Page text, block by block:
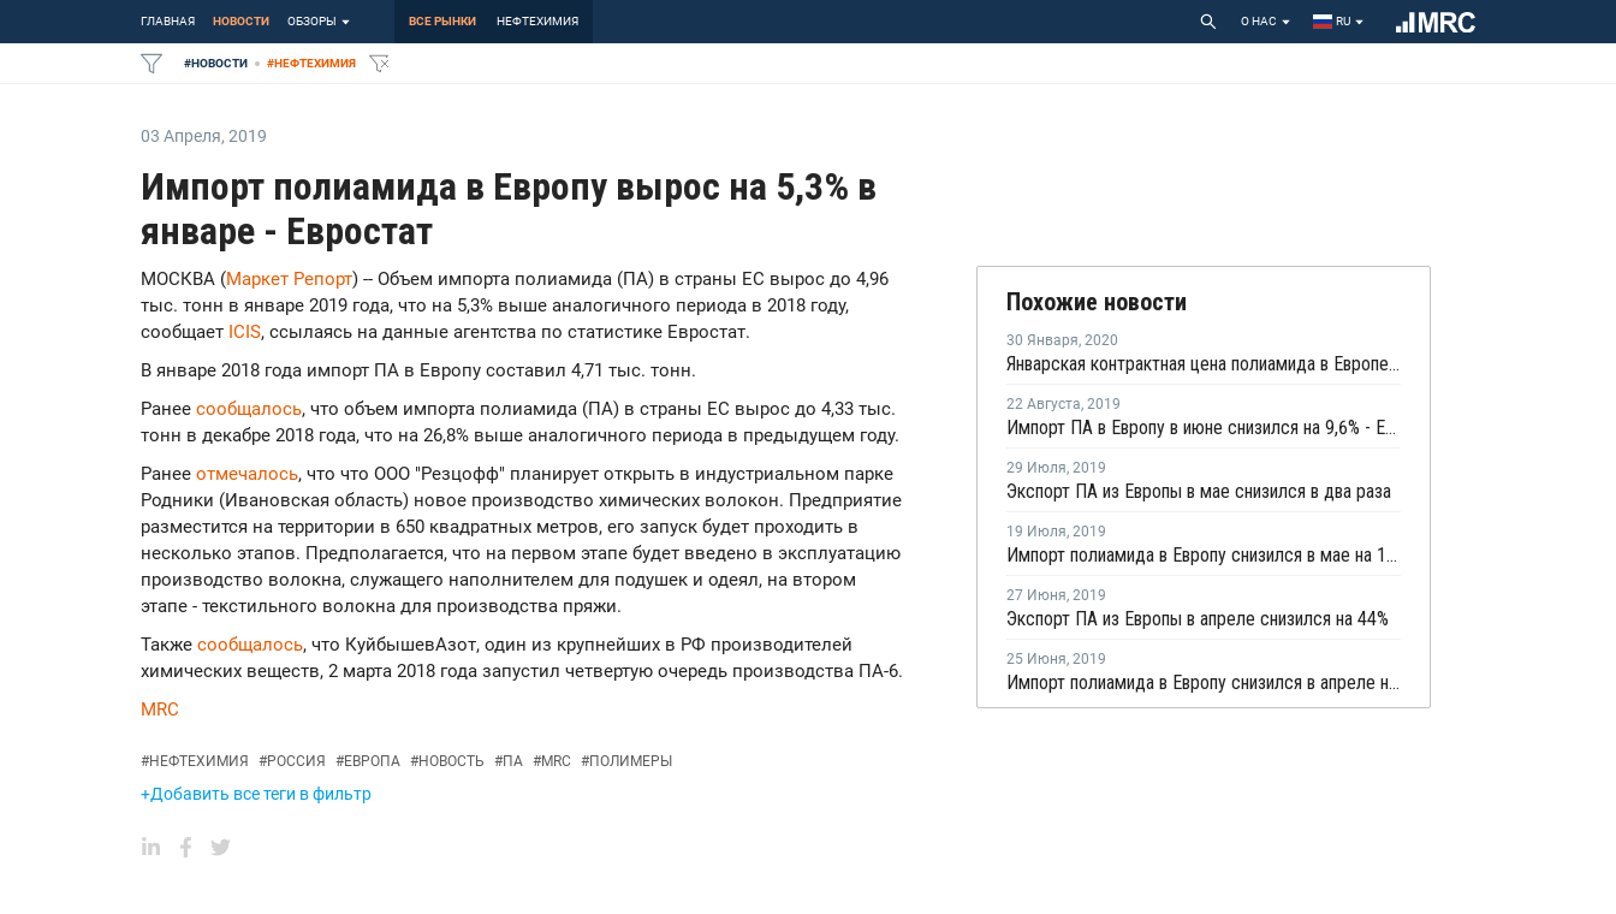
ГЛАВНАЯ НОВОСТИ ОБЗОРЫ ВСЕ РЫНКИ НЕФТЕХИМИЯ О НАС RU
#НОВОСТИ #НЕФТЕХИМИЯ
03 Апреля, 2019
Импорт полиамида в Европу вырос на 5,3% в
январе - Евростат
МОСКВА (Маркет Репорт) -- Объем импорта полиамида (ПА) в страны ЕС вырос до 4,96
тыс. тонн в январе 2019 года, что на 5,3% выше аналогичного периода в 2018 году,
сообщает ICIS, ссылаясь на данные агентства по статистике Евростат.
В январе 2018 года импорт ПА в Европу составил 4,71 тыс. тонн.
Ранее сообщалось, что объем импорта полиамида (ПА) в страны ЕС вырос до 4,33 тыс.
тонн в декабре 2018 года, что на 26,8% выше аналогичного периода в предыдущем году.
Ранее отмечалось, что что ООО "Резцофф" планирует открыть в индустриальном парке
Родники (Ивановская область) новое производство химических волокон. Предприятие
разместится на территории в 650 квадратных метров, его запуск будет проходить в
несколько этапов. Предполагается, что на первом этапе будет введено в эксплуатацию
производство волокна, служащего наполнителем для подушек и одеял, на втором
этапе - текстильного волокна для производства пряжи.
Также сообщалось, что КуйбышевАзот, один из крупнейших в РФ производителей
химических веществ, 2 марта 2018 года запустил четвертую очередь производства ПА-6.
MRC
#НЕФТЕХИМИЯ #РОССИЯ #ЕВРОПА #НОВОСТЬ #ПА #MRC #ПОЛИМЕРЫ
+Добавить все теги в фильтр
Похожие новости
30 Января, 2020
Январская контрактная цена полиамида в Европе осталась на уровне декабря
22 Августа, 2019
Импорт ПА в Европу в июне снизился на 9,6% - Евростат
29 Июля, 2019
Экспорт ПА из Европы в мае снизился в два раза
19 Июля, 2019
Импорт полиамида в Европу снизился в мае на 11% - Евростат
27 Июня, 2019
Экспорт ПА из Европы в апреле снизился на 44%
25 Июня, 2019
Импорт полиамида в Европу снизился в апреле на 4,4% - Евростат